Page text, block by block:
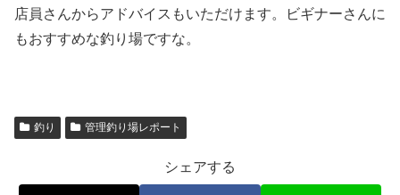
店員さんからアドバイスもいただけます。ビギナーさんに
もおすすめな釣り場ですな。
釣り 管理釣り場レポート
シェアする